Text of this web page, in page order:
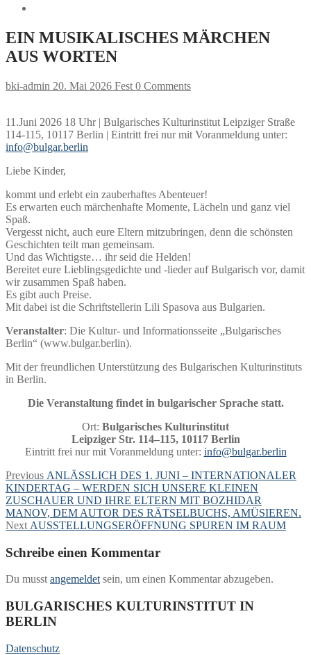
EIN MUSIKALISCHES MÄRCHEN
AUS WORTEN
bki-admin 20. Mai 2026 Fest 0 Comments
11.Juni 2026 18 Uhr | Bulgarisches Kulturinstitut Leipziger Straße
114-115, 10117 Berlin | Eintritt frei nur mit Voranmeldung unter:
info@bulgar.berlin
Liebe Kinder,
kommt und erlebt ein zauberhaftes Abenteuer!
Es erwarten euch märchenhafte Momente, Lächeln und ganz viel
Spaß.
Vergesst nicht, auch eure Eltern mitzubringen, denn die schönsten
Geschichten teilt man gemeinsam.
Und das Wichtigste… ihr seid die Helden!
Bereitet eure Lieblingsgedichte und -lieder auf Bulgarisch vor, damit
wir zusammen Spaß haben.
Es gibt auch Preise.
Mit dabei ist die Schriftstellerin Lili Spasova aus Bulgarien.
Veranstalter: Die Kultur- und Informationsseite „Bulgarisches
Berlin“ (www.bulgar.berlin).
Mit der freundlichen Unterstützung des Bulgarischen Kulturinstituts
in Berlin.
Die Veranstaltung findet in bulgarischer Sprache statt.
Ort: Bulgarisches Kulturinstitut
Leipziger Str. 114–115, 10117 Berlin
Eintritt frei nur mit Voranmeldung unter: info@bulgar.berlin
Beitragsnavigation
Previous Previous
post:
ANLÄSSLICH DES 1. JUNI – INTERNATIONALER
KINDERTAG – WERDEN SICH UNSERE KLEINEN
ZUSCHAUER UND IHRE ELTERN MIT BOZHIDAR
MANOV, DEM AUTOR DES RÄTSELBUCHS, AMÜSIEREN.
Next Next
AUSSTELLUNGSERÖFFNUNG SPUREN IM RAUM
Schreibe einen Kommentar
Du musst angemeldet sein, um einen Kommentar abzugeben.
BULGARISCHES KULTURINSTITUT IN
BERLIN
Datenschutz